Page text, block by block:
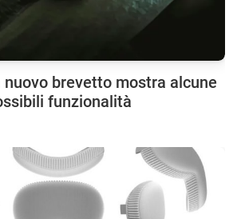
nuovo brevetto mostra alcune
funzionalità